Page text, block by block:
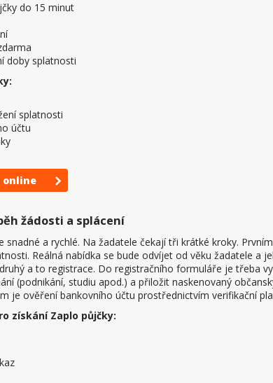
do 15 minut
doby splatnosti
splatnosti
účtu
online
žádosti a splácení
snadné a rychlé. Na žadatele čekají tři krátké kroky.
Reálná nabídka se bude odvíjet od věku žadatele a
a to registrace. Do registračního formuláře je třeba
(podnikání, studiu apod.) a přiložit naskenovaný
je ověření bankovního účtu prostřednictvím verifikační
získání Zaplo půjčky: